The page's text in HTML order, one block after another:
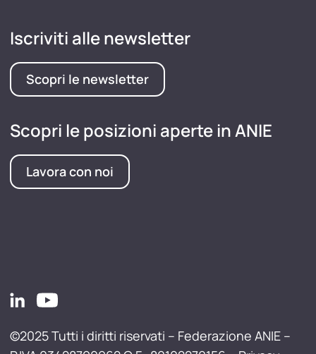
Iscriviti alle newsletter
Scopri le newsletter
Scopri le posizioni aperte in ANIE
Lavora con noi
©2025 Tutti i diritti riservati – Federazione ANIE –